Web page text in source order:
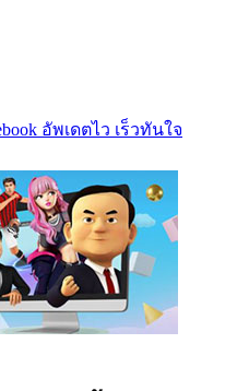
อัพเดตไว เร็วทันใจ